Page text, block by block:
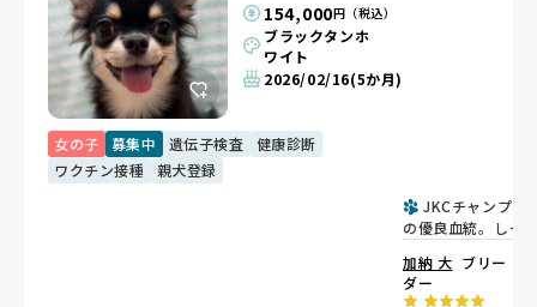
154,000円（税込）
ブラックタンホ
ワイト
2026/02/16(5か月)
女の子 募集中 遺伝子検査
健康診断
ワクチン接種
親犬登録
JKCチャンプ直
の優良血統。しっ
加納 大 ブリー
ダー